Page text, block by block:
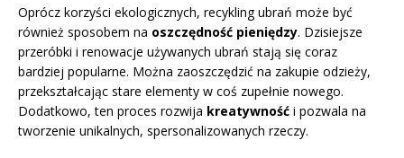
Oprócz korzyści ekologicznych, recykling ubrań może być
również sposobem na oszczędność pieniędzy. Dzisiejsze
przeróbki i renowacje używanych ubrań stają się coraz
bardziej popularne. Można zaoszczędzić na zakupie odzieży,
przekształcając stare elementy w coś zupełnie nowego.
Dodatkowo, ten proces rozwija kreatywność i pozwala na
tworzenie unikalnych, spersonalizowanych rzeczy.